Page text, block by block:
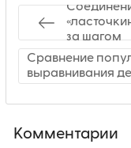
за шагом
Сравнение
выравнивания
Комментарии